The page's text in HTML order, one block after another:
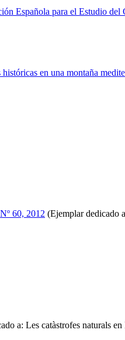
Española para el Estudio del
en una montaña
Nº 60, 2012 (Ejemplar dedicado
a: Les catàstrofes naturals en